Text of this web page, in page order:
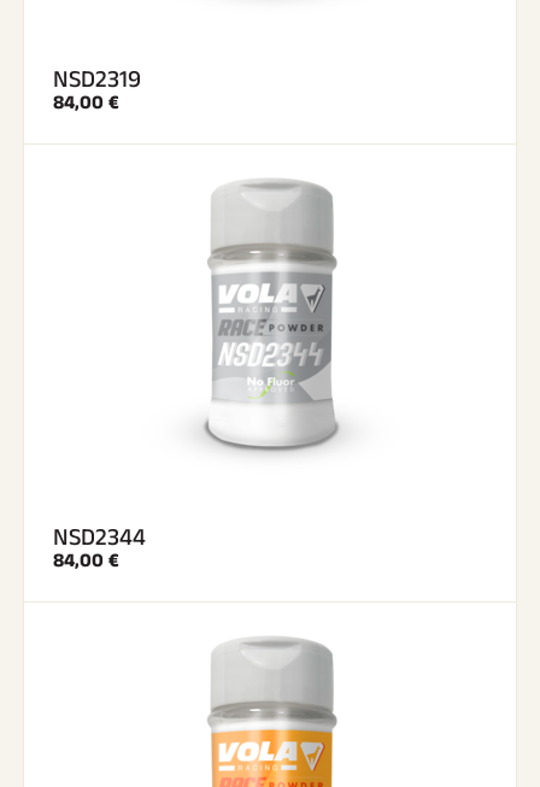
NSD2319
84,00 €
NSD2344
84,00 €